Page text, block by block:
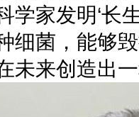
学家发明‘长
细菌，能够
未来创造出